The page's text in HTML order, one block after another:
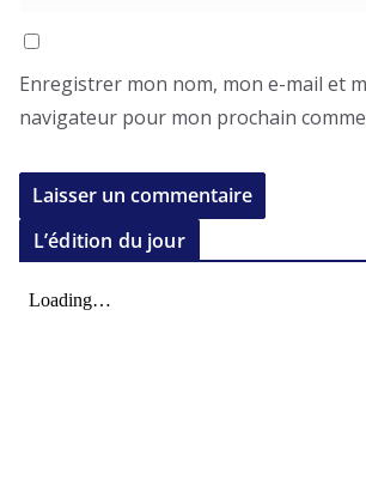
Enregistrer mon nom, mon e-mail et
navigateur pour mon prochain
L’édition du jour